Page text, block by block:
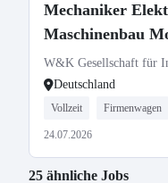
Mechaniker
Maschinenbau
Medizintechnik
W&K Gesellschaft für
Deutschland
Vollzeit Firmenwagen
24.07.2026
25 ähnliche Jobs